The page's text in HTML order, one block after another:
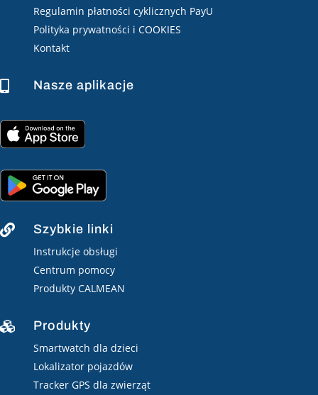
Regulamin płatności cyklicznych PayU
Polityka prywatności i COOKIES
Kontakt
 Nasze aplikacje
 Szybkie linki
Instrukcje obsługi
Centrum pomocy
Produkty CALMEAN
 Produkty
Smartwatch dla dzieci
Lokalizator pojazdów
Tracker GPS dla zwierząt